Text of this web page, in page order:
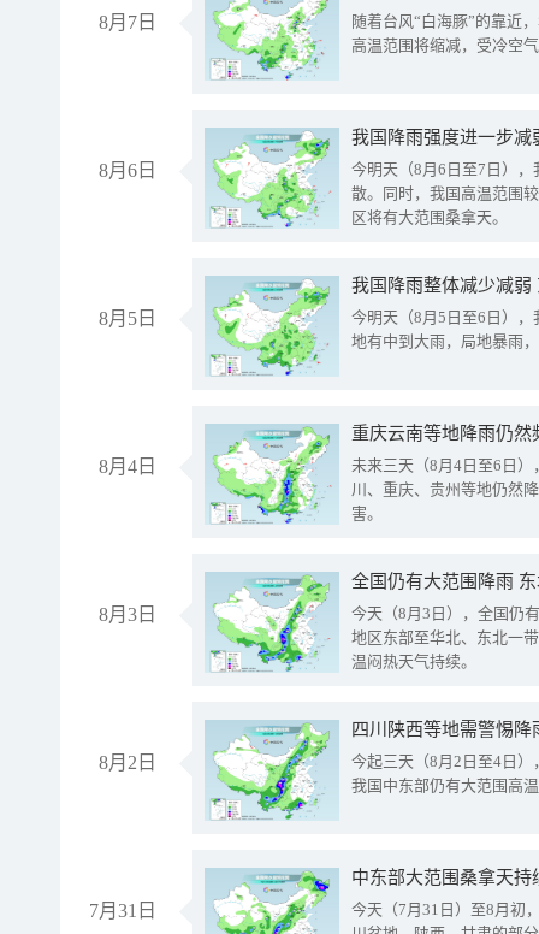
8月7日
随着台风“白海豚”的靠近
高温范围将缩减，受冷空
8月6日
今明天（8月6日至7日）
散。同时，我国高温范围
区将有大范围桑拿天。
8月5日
我国降雨整体减少减弱
今明天（8月5日至6日）
地有中到大雨，局地暴雨
8月4日
重庆云南等地降雨仍然
未来三天（8月4日至6日
川、重庆、贵州等地仍然
害。
8月3日
全国仍有大范围降雨
今天（8月3日），全国仍
地区东部至华北、东北一
温闷热天气持续。
8月2日
今起三天（8月2日至4日
我国中东部仍有大范围高
7月31日
中东部大范围桑拿天
今天（7月31日）至8月初